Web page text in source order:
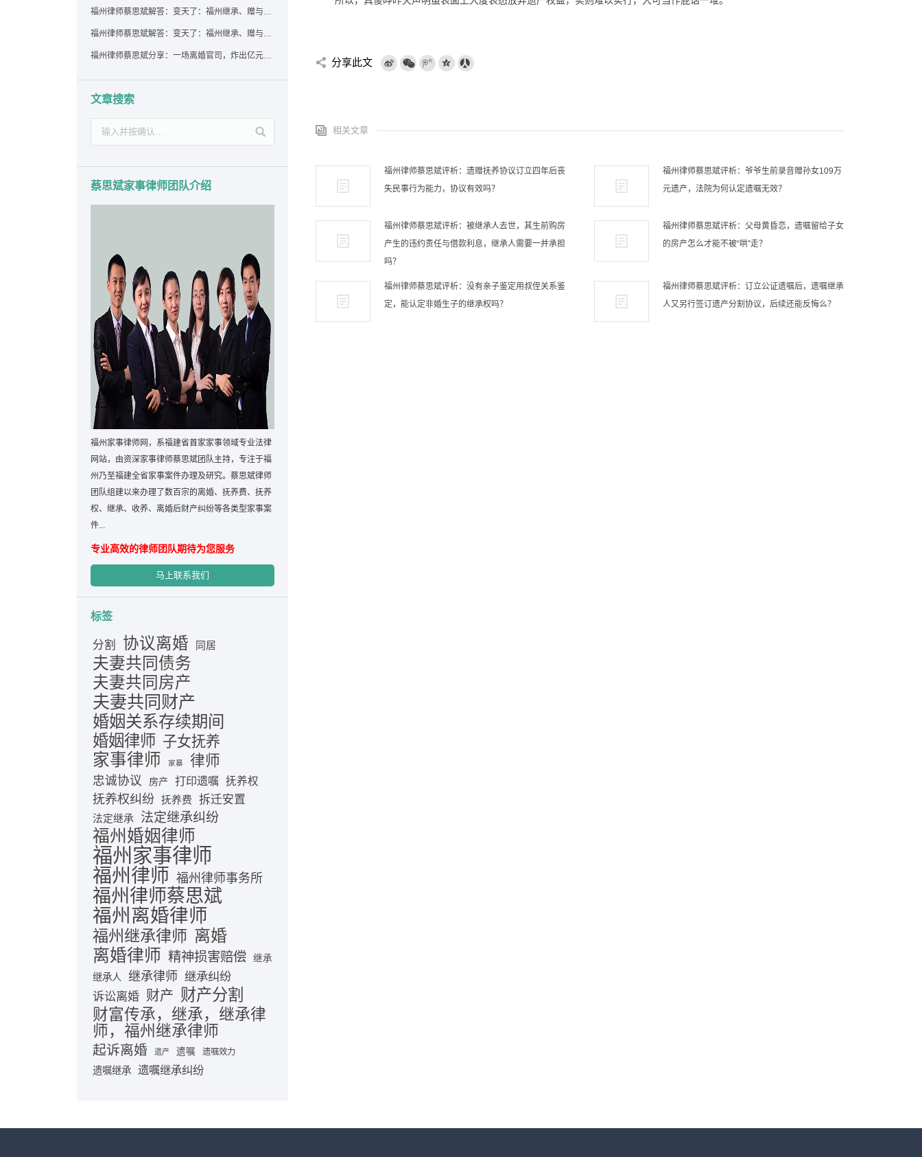
分享此文
相关文章
福州律师蔡思斌评析：遗赠抚养协议订立四年后丧
失民事行为能力，协议有效吗？
福州律师蔡思斌评析：爷爷生前录音赠孙女109万
元遗产，法院为何认定遗嘱无效？
福州律师蔡思斌评析：被继承人去世，其生前购房
产生的违约责任与借款利息，继承人需要一并承担
吗？
福州律师蔡思斌评析：父母黄昏恋，遗嘱留给子女
的房产怎么才能不被“哄”走？
福州律师蔡思斌评析：没有亲子鉴定用叔侄关系鉴
定，能认定非婚生子的继承权吗？
福州律师蔡思斌评析：订立公证遗嘱后，遗嘱继承
人又另行签订遗产分割协议，后续还能反悔么？
福州律师蔡思斌解答：变天了：福州继承、赠与房产转让要收20%个税？福州国税官方回复来了！
福州律师蔡思斌解答：变天了：福州继承、赠与房产转让要收20%个税？福州国税官方回答来了！
福州律师蔡思斌分享：一场离婚官司，炸出亿元“糊涂账”：本想分割家产，结果“自爆”了家底
文章搜索
蔡思斌家事律师团队介绍
福州家事律师网，系福建省首家家事领域专业法律
网站，由资深家事律师蔡思斌团队主持，专注于福
州乃至福建全省家事案件办理及研究。蔡思斌律师
团队组建以来办理了数百宗的离婚、抚养费、抚养
权、继承、收养、离婚后财产纠纷等各类型家事案
件...
专业高效的律师团队期待为您服务
马上联系我们
标签
分割 协议离婚 同居
夫妻共同债务
夫妻共同房产
夫妻共同财产
婚姻关系存续期间
婚姻律师 子女抚养
家事律师 家暴 律师
忠诚协议 房产 打印遗嘱 抚养权
抚养权纠纷 抚养费 拆迁安置
法定继承 法定继承纠纷
福州婚姻律师
福州家事律师
福州律师 福州律师事务所
福州律师蔡思斌
福州离婚律师
福州继承律师 离婚
离婚律师 精神损害赔偿 继承
继承人 继承律师 继承纠纷
诉讼离婚 财产 财产分割
财富传承，继承，继承律
师，福州继承律师
起诉离婚 遗产 遗嘱 遗嘱效力
遗嘱继承 遗嘱继承纠纷